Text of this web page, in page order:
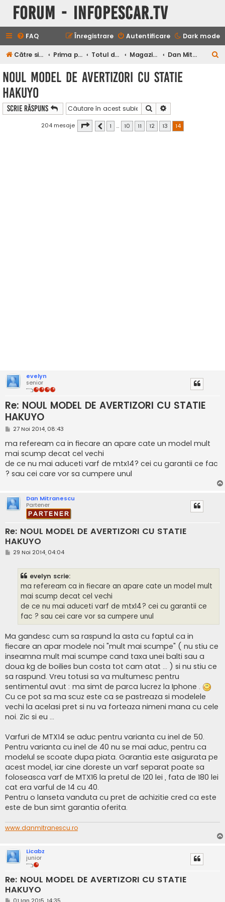
Forum - InfoPescar.Tv
Dark mode
FAQ Autentificare
Înregistrare
Către site-ul Infopescar Tv Prima pagină Totul despre pescuit Magazine, Distribuitori, Promotii Dan Mitranescu
NOUL MODEL DE AVERTIZORI CU STATIE
HAKUYO
Scrie răspuns Căutare
204 mesaje Pagina din
Anterior
1 … 10 11 12 13 14
evelyn
senior
Re: NOUL MODEL DE AVERTIZORI CU STATIE
HAKUYO
M
s
a
j
27 Noi 2014, 08:43
ma refeream ca in fiecare an apare cate un model mult
mai scump decat cel vechi
de ce nu mai aduceti varf de mtx14? cei cu garantii ce fac
? sau cei care vor sa cumpere unul
Dan Mitranescu
Partener
Re: NOUL MODEL DE AVERTIZORI CU STATIE
HAKUYO
M
29 Noi 2014, 04:04
evelyn scrie:
ma refeream ca in fiecare an apare cate un model mult
mai scump decat cel vechi
de ce nu mai aduceti varf de mtx14? cei cu garantii ce
fac ? sau cei care vor sa cumpere unul
Ma gandesc cum sa raspund la asta cu faptul ca in
fiecare an apar modele noi "mult mai scumpe" ( nu stiu ce
inseamna mult mai scumpe cand taxa unei balti sau a
doua kg de boilies bun costa tot cam atat ... ) si nu stiu ce
sa raspund. Vreu totusi sa va multumesc pentru
sentimentul avut : ma simt de parca lucrez la Iphone .
Cu ce pot sa ma scuz este ca se pastreaza si modelele
vechi la acelasi pret si nu va forteaza nimeni mana cu cele
noi. Zic si eu ...
Varfuri de MTX14 se aduc pentru varianta cu inel de 50.
Pentru varianta cu inel de 40 nu se mai aduc, pentru ca
modelul se scoate dupa piata. Garantia este asigurata pe
acest model, iar cine doreste un varf separat poate sa
foloseasca varf de MTX16 la pretul de 120 lei , fata de 180 lei
cat era varful de 14 cu 40.
Pentru o lanseta vanduta cu pret de achizitie cred ca este
este de bun simt garantia oferita.
www.danmitranescu.ro
Licabz
junior
Re: NOUL MODEL DE AVERTIZORI CU STATIE
HAKUYO
M
01 Ian 2015, 14:35